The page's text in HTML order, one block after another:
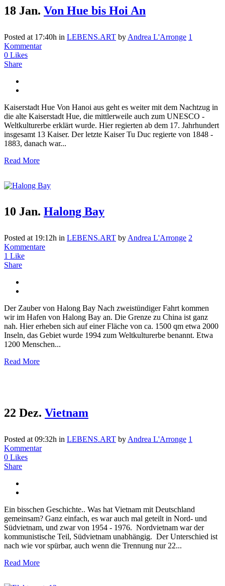
18 Jan. Von Hue bis Hoi An
Posted at 17:40h in LEBENS.ART by Andrea L'Arronge 1
Kommentar
0 Likes
Share
Kaiserstadt Hue Von Hanoi aus geht es weiter mit dem Nachtzug in
die alte Kaiserstadt Hue, die mittlerweile auch zum UNESCO -
Weltkulturerbe erklärt wurde. Hier regierten ab dem 17. Jahrhundert
insgesamt 13 Kaiser. Der letzte Kaiser Tu Duc regierte von 1848 -
1883, danach war...
Read More
10 Jan. Halong Bay
Posted at 19:12h in LEBENS.ART by Andrea L'Arronge 2
Kommentare
1 Like
Share
Der Zauber von Halong Bay Nach zweistündiger Fahrt kommen
wir im Hafen von Halong Bay an. Die Grenze zu China ist ganz
nah. Hier erheben sich auf einer Fläche von ca. 1500 qm etwa 2000
Inseln, das Gebiet wurde 1994 zum Weltkulturerbe benannt. Etwa
1200 Menschen...
Read More
22 Dez. Vietnam
Posted at 09:32h in LEBENS.ART by Andrea L'Arronge 1
Kommentar
0 Likes
Share
Ein bisschen Geschichte.. Was hat Vietnam mit Deutschland
gemeinsam? Ganz einfach, es war auch mal geteilt in Nord- und
Südvietnam, und zwar von 1954 - 1976. Nordvietnam war der
kommunistische Teil, Südvietnam unabhängig. Der Unterschied ist
nach wie vor spürbar, auch wenn die Trennung nur 22...
Read More